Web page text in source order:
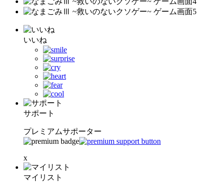
いいね
サポート
プレミアムサポーター
x
マイリスト